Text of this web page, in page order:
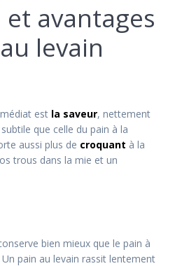
avantages
levain
est la saveur, nettement
que celle du pain à la
aussi plus de croquant à la
trous dans la mie et un
bien mieux que le pain à
pain au levain rassit lentement